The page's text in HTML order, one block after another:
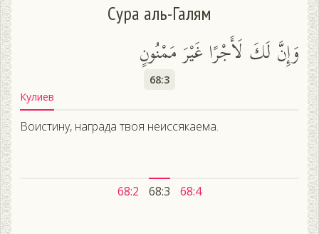
Сура аль-Галям
وَإِنَّ لَكَ لَأَجْرًا غَيْرَ مَمْنُونٍ
68:3
Кулиев
Воистину, награда твоя неиссякаема.
68:2 68:3 68:4